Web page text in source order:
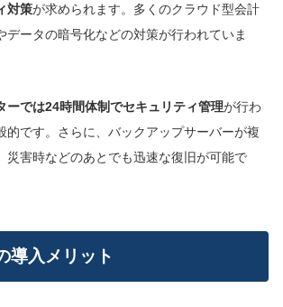
対策が求められます。多くのクラウド型会計
データの暗号化などの対策が行われていま
ーでは24時間体制でセキュリティ管理が行わ
的です。さらに、バックアップサーバーが複
災害時などのあとでも迅速な復旧が可能で
導入メリット